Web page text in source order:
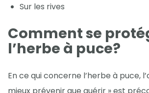
Sur les rives
Comment se
l’herbe à puce?
En ce qui concerne l’herbe à puce,
mieux prévenir que guérir » est